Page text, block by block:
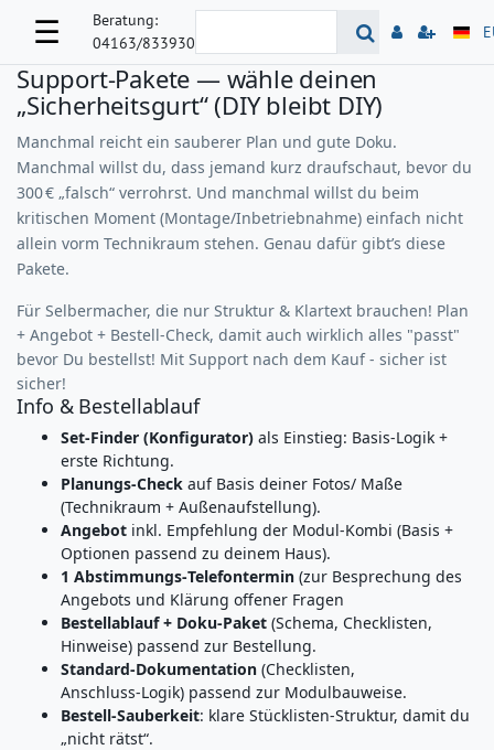
☰
Beratung:
04163/833930
Support‑Pakete — wähle deinen
„Sicherheitsgurt“ (DIY bleibt DIY)
Manchmal reicht ein sauberer Plan und gute Doku.
Manchmal willst du, dass jemand kurz draufschaut, bevor du
300 € „falsch“ verrohrst. Und manchmal willst du beim
kritischen Moment (Montage/Inbetriebnahme) einfach nicht
allein vorm Technikraum stehen. Genau dafür gibt’s diese
Pakete.
Für Selbermacher, die nur Struktur & Klartext brauchen! Plan
+ Angebot + Bestell-Check, damit auch wirklich alles "passt"
bevor Du bestellst! Mit Support nach dem Kauf - sicher ist
sicher!
Info & Bestellablauf
Set‑Finder (Konfigurator) als Einstieg: Basis‑Logik +
erste Richtung.
Planungs‑Check auf Basis deiner Fotos/ Maße
(Technikraum + Außenaufstellung).
Angebot inkl. Empfehlung der Modul‑Kombi (Basis +
Optionen passend zu deinem Haus).
1 Abstimmungs‑Telefontermin (zur Besprechung des
Angebots und Klärung offener Fragen
Bestellablauf + Doku‑Paket (Schema, Checklisten,
Hinweise) passend zur Bestellung.
Standard‑Dokumentation (Checklisten,
Anschluss‑Logik) passend zur Modulbauweise.
Bestell‑Sauberkeit: klare Stücklisten‑Struktur, damit du
„nicht rätst“.